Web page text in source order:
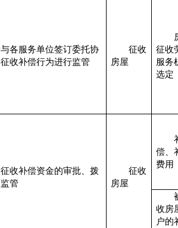
各服务单位签订委托协
收补偿行为进行监管
征收
房屋
征收
服务
选定
收补偿资金的审批、拨
管
征收
房屋
偿、
费用
收房
户的